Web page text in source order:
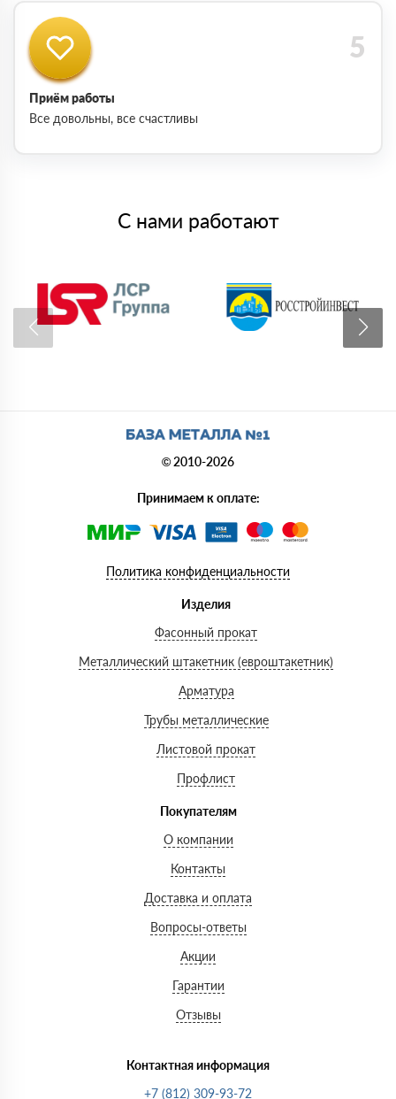
Приём работы
Все довольны, все счастливы
С нами работают
© 2010-2026
Принимаем к оплате:
Политика конфиденциальности
Изделия
Фасонный прокат
Металлический штакетник (евроштакетник)
Арматура
Трубы металлические
Листовой прокат
Профлист
Покупателям
О компании
Контакты
Доставка и оплата
Вопросы-ответы
Акции
Гарантии
Отзывы
Контактная информация
+7 (812) 309-93-72